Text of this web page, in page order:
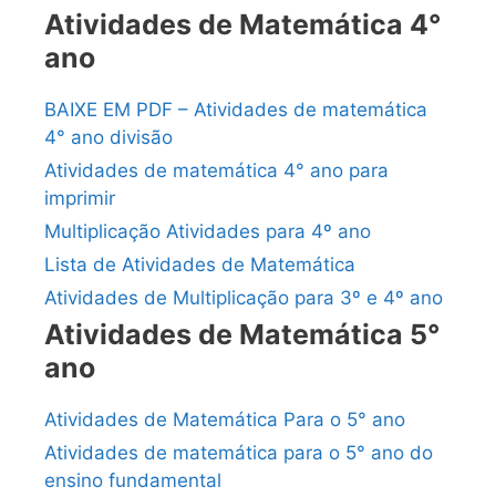
Atividades de Matemática 4°
ano
BAIXE EM PDF – Atividades de matemática
4° ano divisão
Atividades de matemática 4° ano para
imprimir
Multiplicação Atividades para 4º ano
Lista de Atividades de Matemática
Atividades de Multiplicação para 3º e 4º ano
Atividades de Matemática 5°
ano
Atividades de Matemática Para o 5° ano
Atividades de matemática para o 5° ano do
ensino fundamental